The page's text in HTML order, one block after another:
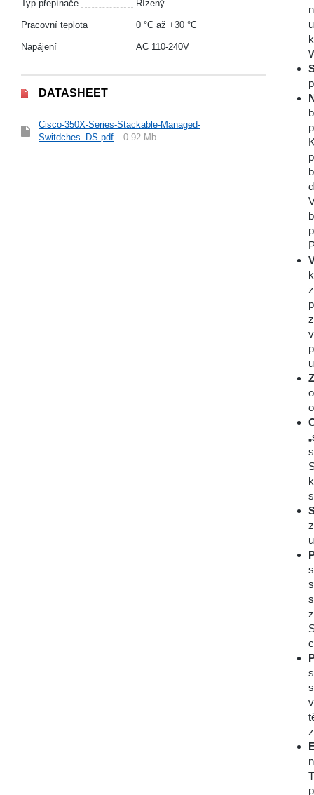
Typ přepínače Řízený
Pracovní teplota 0 °С až +30 °С
Napájení AC 110-240V
DATASHEET
Cisco-350X-Series-Stackable-Managed-
Switdches_DS.pdf
0.92 Mb